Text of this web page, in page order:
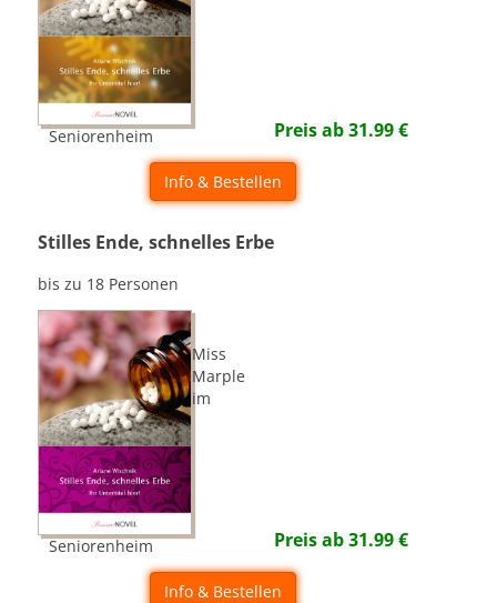
Seniorenheim Preis ab31.99€
Info & Bestellen
Stilles Ende, schnelles Erbe
bis zu 18 Personen
Miss
Marple
im
Seniorenheim Preis ab31.99€
Info & Bestellen